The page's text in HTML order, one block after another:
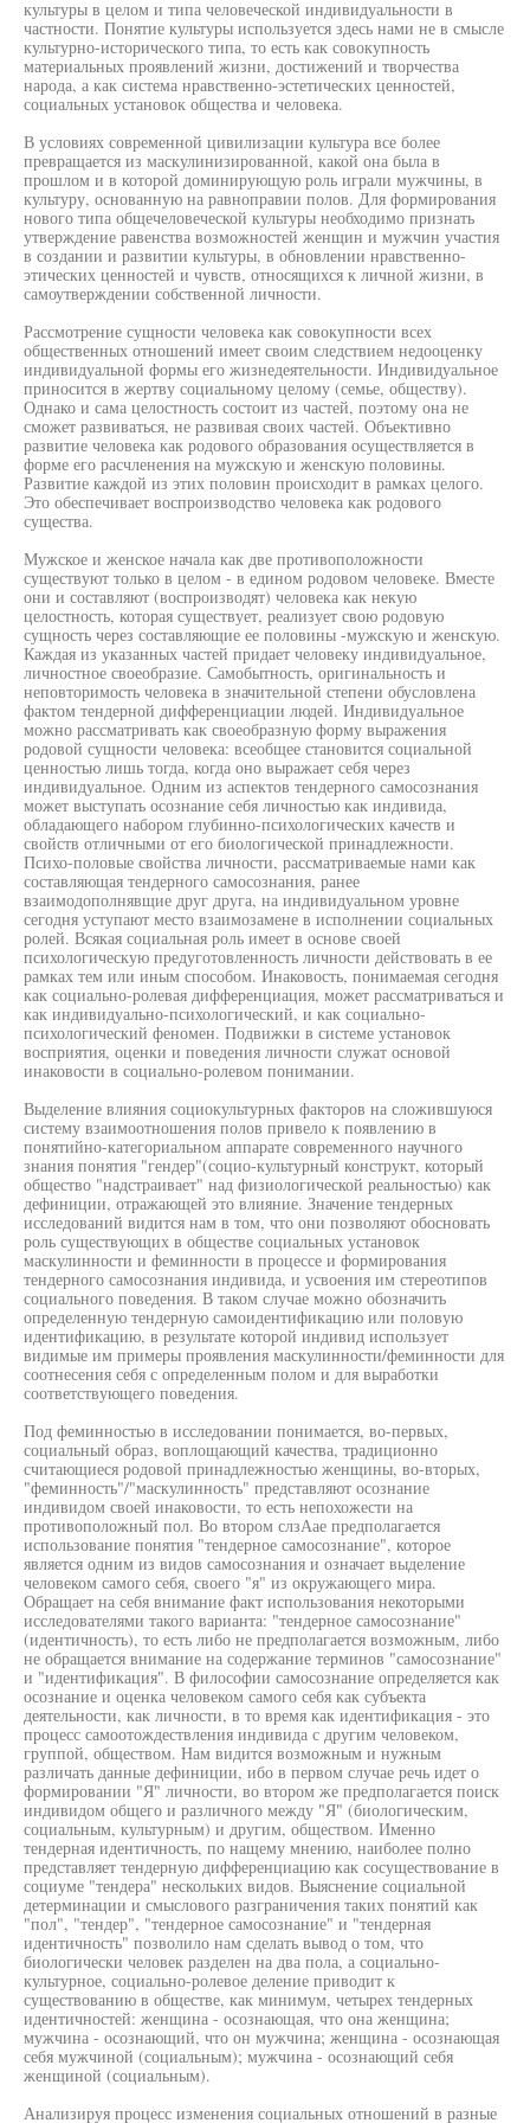
культуры в целом и типа человеческой индивидуальности в
частности. Понятие культуры используется здесь нами не в смысле
культурно-исторического типа, то есть как совокупность
материальных проявлений жизни, достижений и творчества
народа, а как система нравственно-эстетических ценностей,
социальных установок общества и человека.
В условиях современной цивилизации культура все более
превращается из маскулинизированной, какой она была в
прошлом и в которой доминирующую роль играли мужчины, в
культуру, основанную на равноправии полов. Для формирования
нового типа общечеловеческой культуры необходимо признать
утверждение равенства возможностей женщин и мужчин участия
в создании и развитии культуры, в обновлении нравственно-
этических ценностей и чувств, относящихся к личной жизни, в
самоутверждении собственной личности.
Рассмотрение сущности человека как совокупности всех
общественных отношений имеет своим следствием недооценку
индивидуальной формы его жизнедеятельности. Индивидуальное
приносится в жертву социальному целому (семье, обществу).
Однако и сама целостность состоит из частей, поэтому она не
сможет развиваться, не развивая своих частей. Объективно
развитие человека как родового образования осуществляется в
форме его расчленения на мужскую и женскую половины.
Развитие каждой из этих половин происходит в рамках целого.
Это обеспечивает воспроизводство человека как родового
существа.
Мужское и женское начала как две противоположности
существуют только в целом - в едином родовом человеке. Вместе
они и составляют (воспроизводят) человека как некую
целостность, которая существует, реализует свою родовую
сущность через составляющие ее половины -мужскую и женскую.
Каждая из указанных частей придает человеку индивидуальное,
личностное своеобразие. Самобытность, оригинальность и
неповторимость человека в значительной степени обусловлена
фактом тендерной дифференциации людей. Индивидуальное
можно рассматривать как своеобразную форму выражения
родовой сущности человека: всеобщее становится социальной
ценностью лишь тогда, когда оно выражает себя через
индивидуальное. Одним из аспектов тендерного самосознания
может выступать осознание себя личностью как индивида,
обладающего набором глубинно-психологических качеств и
свойств отличными от его биологической принадлежности.
Психо-половые свойства личности, рассматриваемые нами как
составляющая тендерного самосознания, ранее
взаимодополнявщие друг друга, на индивидуальном уровне
сегодня уступают место взаимозамене в исполнении социальных
ролей. Всякая социальная роль имеет в основе своей
психологическую предуготовленность личности действовать в ее
рамках тем или иным способом. Инаковость, понимаемая сегодня
как социально-ролевая дифференциация, может рассматриваться и
как индивидуально-психологический, и как социально-
психологический феномен. Подвижки в системе установок
восприятия, оценки и поведения личности служат основой
инаковости в социально-ролевом понимании.
Выделение влияния социокультурных факторов на сложившуюся
систему взаимоотношения полов привело к появлению в
понятийно-категориальном аппарате современного научного
знания понятия "гендер"(социо-культурный конструкт, который
общество "надстраивает" над физиологической реальностью) как
дефиниции, отражающей это влияние. Значение тендерных
исследований видится нам в том, что они позволяют обосновать
роль существующих в обществе социальных установок
маскулинности и феминности в процессе и формирования
тендерного самосознания индивида, и усвоения им стереотипов
социального поведения. В таком случае можно обозначить
определенную тендерную самоидентификацию или половую
идентификацию, в результате которой индивид использует
видимые им примеры проявления маскулинности/феминности для
соотнесения себя с определенным полом и для выработки
соответствующего поведения.
Под феминностью в исследовании понимается, во-первых,
социальный образ, воплощающий качества, традиционно
считающиеся родовой принадлежностью женщины, во-вторых,
"феминность"/"маскулинность" представляют осознание
индивидом своей инаковости, то есть непохожести на
противоположный пол. Во втором слзАае предполагается
использование понятия "тендерное самосознание", которое
является одним из видов самосознания и означает выделение
человеком самого себя, своего "я" из окружающего мира.
Обращает на себя внимание факт использования некоторыми
исследователями такого варианта: "тендерное самосознание"
(идентичность), то есть либо не предполагается возможным, либо
не обращается внимание на содержание терминов "самосознание"
и "идентификация". В философии самосознание определяется как
осознание и оценка человеком самого себя как субъекта
деятельности, как личности, в то время как идентификация - это
процесс самоотождествления индивида с другим человеком,
группой, обществом. Нам видится возможным и нужным
различать данные дефиниции, ибо в первом случае речь идет о
формировании "Я" личности, во втором же предполагается поиск
индивидом общего и различного между "Я" (биологическим,
социальным, культурным) и другим, обществом. Именно
тендерная идентичность, по нащему мнению, наиболее полно
представляет тендерную дифференциацию как сосуществование в
социуме "тендера" нескольких видов. Выяснение социальной
детерминации и смыслового разграничения таких понятий как
"пол", "тендер", "тендерное самосознание" и "тендерная
идентичность" позволило нам сделать вывод о том, что
биологически человек разделен на два пола, а социально-
культурное, социально-ролевое деление приводит к
существованию в обществе, как минимум, четырех тендерных
идентичностей: женщина - осознающая, что она женщина;
мужчина - осознающий, что он мужчина; женщина - осознающая
себя мужчиной (социальным); мужчина - осознающий себя
женщиной (социальным).
Анализируя процесс изменения социальных отношений в разные